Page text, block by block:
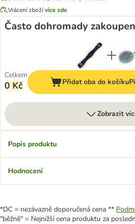
Vrácení zbožívíce zde
Často dohromady
Celkem
0 Kč Přidat oba do košíku
Zobrazit
Popis produktu
Hodnocení
*DC = nezávazně doporučená cena **
"běžně" = Nejnižší cena produktu za